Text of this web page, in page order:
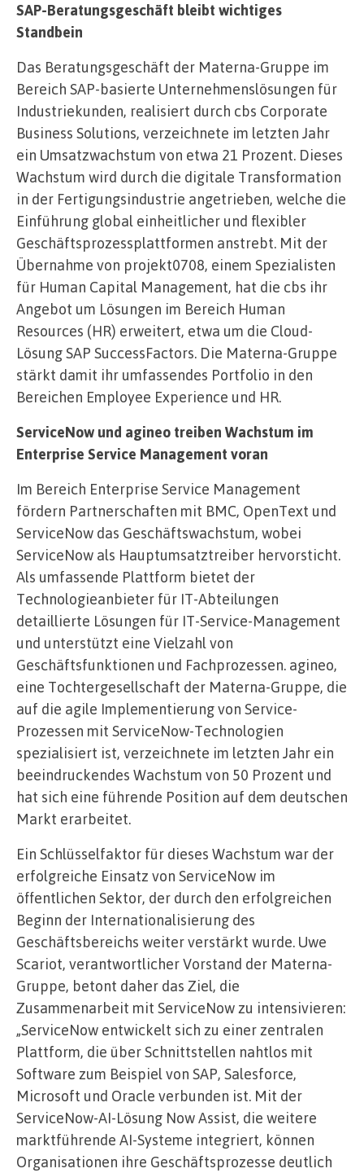
SAP-Beratungsgeschäft bleibt wichtiges
Standbein
Das Beratungsgeschäft der Materna-Gruppe im
Bereich SAP-basierte Unternehmenslösungen für
Industriekunden, realisiert durch cbs Corporate
Business Solutions, verzeichnete im letzten Jahr
ein Umsatzwachstum von etwa 21 Prozent. Dieses
Wachstum wird durch die digitale Transformation
in der Fertigungsindustrie angetrieben, welche die
Einführung global einheitlicher und flexibler
Geschäftsprozessplattformen anstrebt. Mit der
Übernahme von projekt0708, einem Spezialisten
für Human Capital Management, hat die cbs ihr
Angebot um Lösungen im Bereich Human
Resources (HR) erweitert, etwa um die Cloud-
Lösung SAP SuccessFactors. Die Materna-Gruppe
stärkt damit ihr umfassendes Portfolio in den
Bereichen Employee Experience und HR.
ServiceNow und agineo treiben Wachstum im
Enterprise Service Management voran
Im Bereich Enterprise Service Management
fördern Partnerschaften mit BMC, OpenText und
ServiceNow das Geschäftswachstum, wobei
ServiceNow als Hauptumsatztreiber hervorsticht.
Als umfassende Plattform bietet der
Technologieanbieter für IT-Abteilungen
detaillierte Lösungen für IT-Service-Management
und unterstützt eine Vielzahl von
Geschäftsfunktionen und Fachprozessen. agineo,
eine Tochtergesellschaft der Materna-Gruppe, die
auf die agile Implementierung von Service-
Prozessen mit ServiceNow-Technologien
spezialisiert ist, verzeichnete im letzten Jahr ein
beeindruckendes Wachstum von 50 Prozent und
hat sich eine führende Position auf dem deutschen
Markt erarbeitet.
Ein Schlüsselfaktor für dieses Wachstum war der
erfolgreiche Einsatz von ServiceNow im
öffentlichen Sektor, der durch den erfolgreichen
Beginn der Internationalisierung des
Geschäftsbereichs weiter verstärkt wurde. Uwe
Scariot, verantwortlicher Vorstand der Materna-
Gruppe, betont daher das Ziel, die
Zusammenarbeit mit ServiceNow zu intensivieren:
„ServiceNow entwickelt sich zu einer zentralen
Plattform, die über Schnittstellen nahtlos mit
Software zum Beispiel von SAP, Salesforce,
Microsoft und Oracle verbunden ist. Mit der
ServiceNow-AI-Lösung Now Assist, die weitere
marktführende AI-Systeme integriert, können
Organisationen ihre Geschäftsprozesse deutlich